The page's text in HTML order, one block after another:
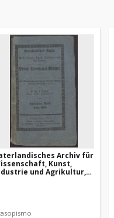
Archiv für
Kunst,
und Agrikultur,